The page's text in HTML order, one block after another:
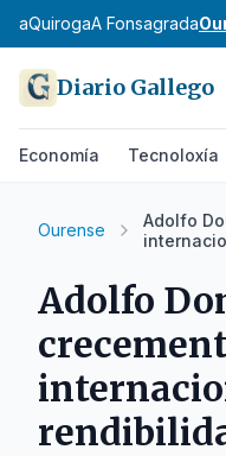
QuirogaA Fonsagrada
Diario Gallego
Economía Tecnoloxía
Ourense
Adolfo
Adolfo